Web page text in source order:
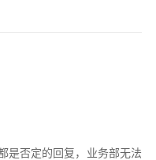
是否定的回复，业务部无法